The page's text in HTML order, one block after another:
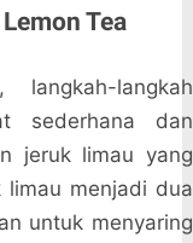
Tea
langkah
sederhana dan
jeruk limau yang
limau menjadi dua
untuk menyaring